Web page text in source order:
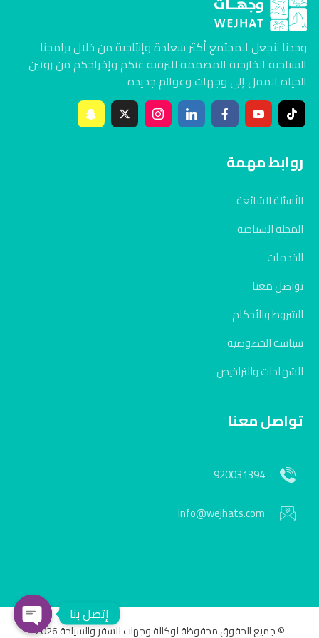
وجدنا لنجعل المجتمع أكثر سعادة وإنتاجية من خلال برامجنا
السياحية الخارجية المصممة للترفيه عنكم وإخراجكم من روتين
الحياة الممل إلى وجهات وعوالم جديدة
روابط مهمة
الأسئلة الشائعة
المجلة السياحية
الخدمات
تواصل معنا
الشروط والأحكام
سياسة الخصوصية
الشهادات والتراخيص
تواصل معنا
920031394
info@wejhats.com
© جميع الحقوق محفوظة لوكالة وجهات للسفر والسياحة 2026
إتصل بنا